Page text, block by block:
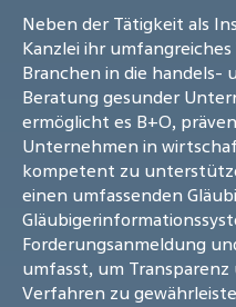
Neben der Tätigkeit als
Kanzlei ihr
Branchen in die handels-
Beratung gesunder
ermöglicht es B+O,
Unternehmen in
kompetent zu
einen umfassenden
Forderungsanmeldung
umfasst, um
Verfahren zu